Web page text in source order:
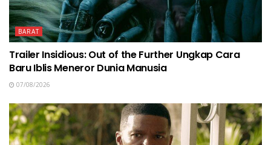
BARAT
Trailer Insidious: Out of the Further Ungkap Cara
Baru Iblis Meneror Dunia Manusia
07/08/2026